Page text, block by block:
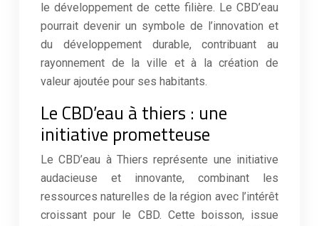
le développement de cette filière. Le CBD’eau
pourrait devenir un symbole de l’innovation et
du développement durable, contribuant au
rayonnement de la ville et à la création de
valeur ajoutée pour ses habitants.
Le CBD’eau à thiers : une
initiative prometteuse
Le CBD’eau à Thiers représente une initiative
audacieuse et innovante, combinant les
ressources naturelles de la région avec l’intérêt
croissant pour le CBD. Cette boisson, issue